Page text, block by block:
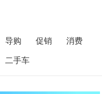
导购 促销
消费
二手车